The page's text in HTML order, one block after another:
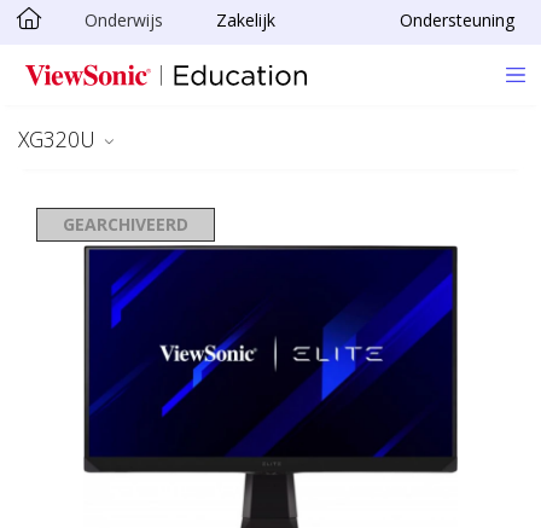
Ga naar hoofdinhoud
Onderwijs Zakelijk Ondersteuning
XG320U
GEARCHIVEERD